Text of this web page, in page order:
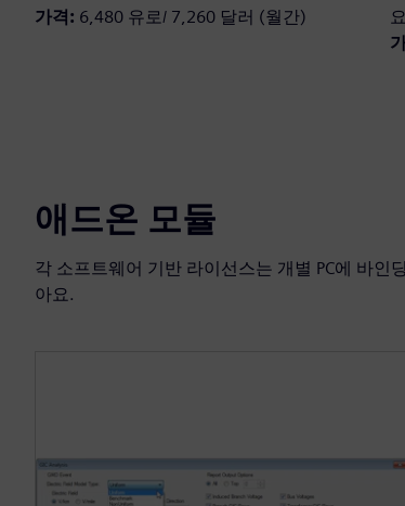
가격: 6,480 유로/ 7,260 달러 (월간)
애드온 모듈
각 소프트웨어 기반 라이선스는 개별 PC에 바
아요.